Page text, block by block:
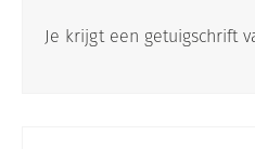
Je krijgt een getuigschrift